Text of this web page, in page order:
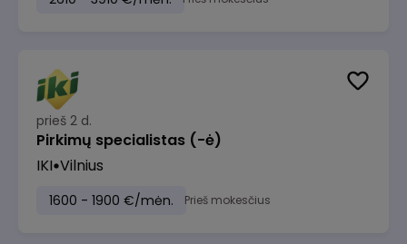
prieš 2 d.
Pirkimų specialistas (-ė)
IKI Vilnius
1600 - 1900 €/mėn. Prieš mokesčius